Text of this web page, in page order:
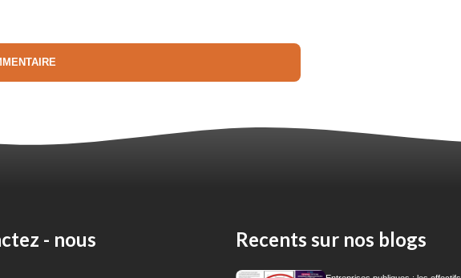
- nous Recents sur nos blogs